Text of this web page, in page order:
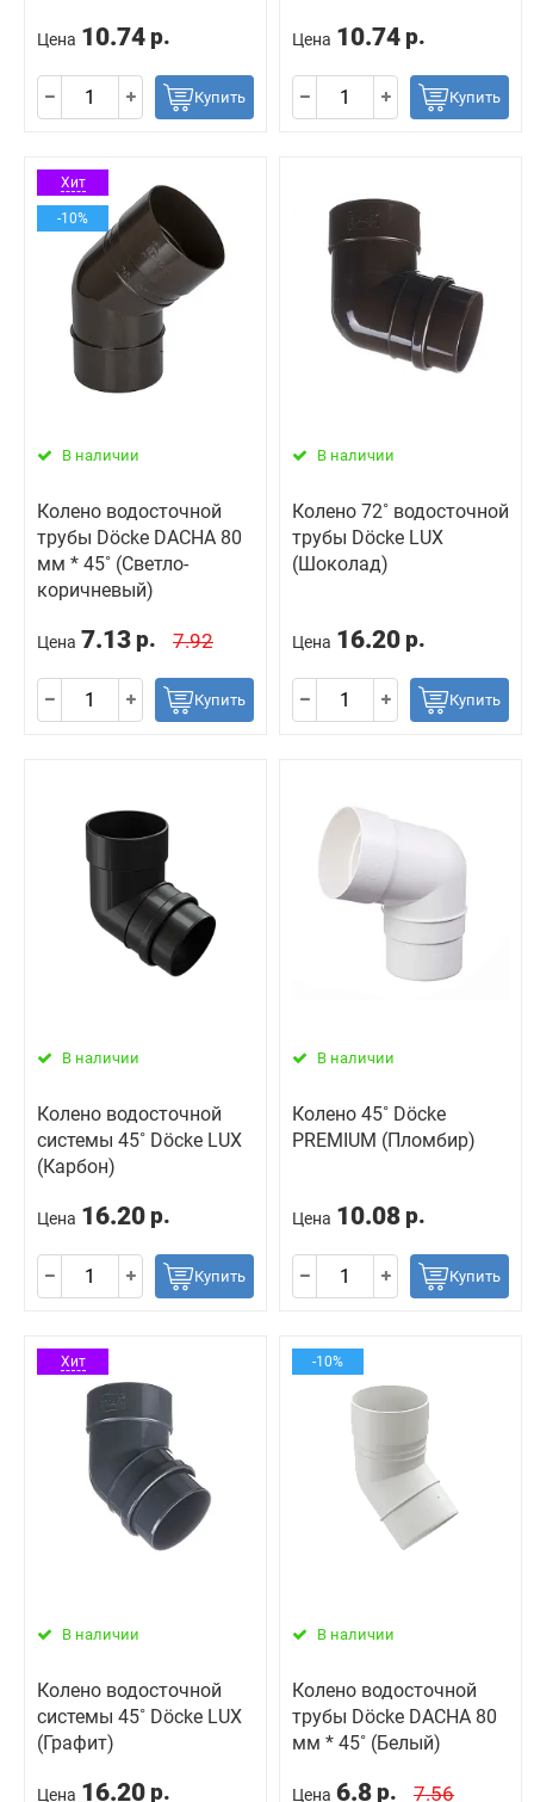
Цена 10.74 р.
Купить
Цена 10.74 р.
Купить
Хит
-10%
В наличии
Колено водосточной
трубы Döcke DACHA 80
мм * 45˚ (Светло-
коричневый)
Цена 7.13 р. 7.92
Купить
В наличии
Колено 72˚ водосточной
трубы Döcke LUX
(Шоколад)
Цена 16.20 р.
Купить
В наличии
Колено водосточной
системы 45˚ Döcke LUX
(Карбон)
Цена 16.20 р.
Купить
В наличии
Колено 45˚ Döcke
PREMIUM (Пломбир)
Цена 10.08 р.
Купить
Хит
В наличии
Колено водосточной
системы 45˚ Döcke LUX
(Графит)
Цена 16.20 р.
-10%
В наличии
Колено водосточной
трубы Döcke DACHA 80
мм * 45˚ (Белый)
Цена 6.8 р. 7.56